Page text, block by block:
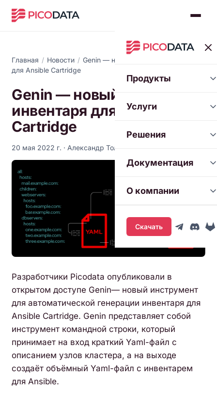
Продукты
Услуги
Решения
Документация
О компании
Скачать
Главная / Новости / Genin — новый генератор инвентаря
для Ansible Cartridge
Genin — новый генератор
инвентаря для Ansible
Cartridge
20 мая 2022 г. · Александр Толстой
Разработчики Picodata опубликовали в
открытом доступе Genin— новый инструмент
для автоматической генерации инвентаря для
Ansible Cartridge. Genin представляет собой
инструмент командной строки, который
принимает на вход краткий Yaml-файл с
описанием узлов кластера, а на выходе
создаёт объёмный Yaml-файл с инвентарем
для Ansible.